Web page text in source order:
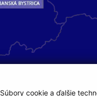
Súbory cookie a ďalšie